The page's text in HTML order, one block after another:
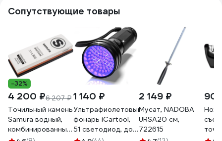
Сопутствующие товары
-32%
4 200 ₽6 207 ₽
Точильный камень
Samura водный,
комбинированный
1000/3000 SCS-
1 140 ₽
Ультрафиолетовый
фонарь iCartool,
51 светодиод, до
6 часов работы,
2 149 ₽
Мусат, NADOBA
URSA20 см,
722615